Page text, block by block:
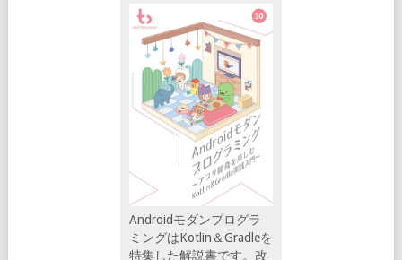
Androidモダンプログラ
ミングはKotlin＆Gradleを
特集した解説書です。改